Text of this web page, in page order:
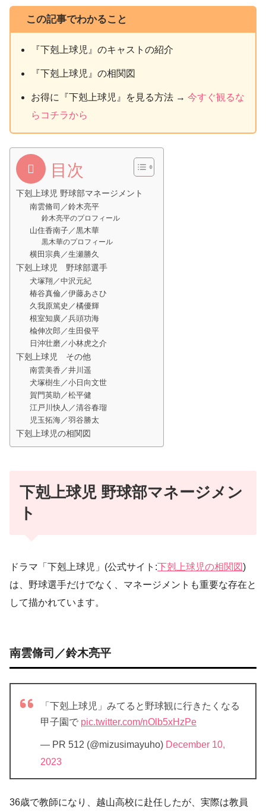
この記事でわかること
『下剋上球児』のキャストの紹介
『下剋上球児』の相関図
お得に『下剋上球児』を見る方法 →今すぐ観るな
らコチラから
目次
下剋上球児 野球部マネージメント
南雲脩司／鈴木亮平
鈴木亮平のプロフィール
山住香南子／黒木華
黒木華のプロフィール
横田宗典／生瀬勝久
下剋上球児 野球部選手
犬塚翔／中沢元紀
椿谷真倫／伊藤あさひ
久我原篤史／橘優輝
根室知廣／兵頭功海
楡伸次郎／生田俊平
日沖壮磨／小林虎之介
下剋上球児 その他
南雲美香／井川遥
犬塚樹生／小日向文世
賀門英助／松平健
江戸川快人／清谷春瑠
児玉拓海／羽谷勝太
下剋上球児の相関図
下剋上球児 野球部マネージメン
ト
ドラマ「下剋上球児」(公式サイト:下剋上球児の相関図)
は、野球選手だけでなく、マネージメントも重要な存在と
して描かれています。
南雲脩司／鈴木亮平
「下剋上球児」みてると野球観に行きたくなる
甲子園で pic.twitter.com/nOlb5xHzPe
— PR 512 (@mizusimayuho) December 10,
2023
36歳で教師になり、越山高校に赴任したが、実際は教員